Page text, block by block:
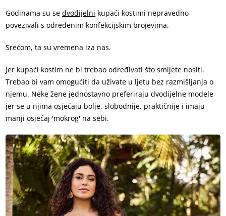
Godinama su sedvodijelni kupaći kostimi nepravedno
povezivali s određenim konfekcijskim brojevima.
Srećom, ta su vremena iza nas.
Jer kupaći kostim ne bi trebao određivati što smijete nositi.
Trebao bi vam omogućiti da uživate u ljetu bez razmišljanja o
njemu. Neke žene jednostavno preferiraju dvodijelne modele
jer se u njima osjećaju bolje, slobodnije, praktičnije i imaju
manji osjećaj 'mokrog' na sebi.